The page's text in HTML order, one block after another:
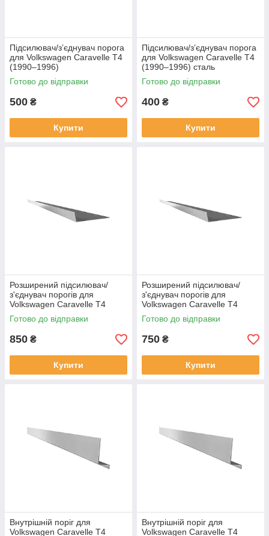
Підсилювач/зʼєднувач порога
для Volkswagen Caravelle T4
(1990–1996)
Готово до відправки
500 ₴
Купити
Підсилювач/зʼєднувач порога
для Volkswagen Caravelle T4
(1990–1996) сталь
Готово до відправки
400 ₴
Купити
Розширений підсилювач/
з'єднувач порогів для
Volkswagen Caravelle T4
(1990–1996)
Готово до відправки
850 ₴
Купити
Розширений підсилювач/
з'єднувач порогів для
Volkswagen Caravelle T4
(1990–1996) сталь
Готово до відправки
750 ₴
Купити
Внутрішній поріг для
Volkswagen Caravelle T4
Внутрішній поріг для
Volkswagen Caravelle T4